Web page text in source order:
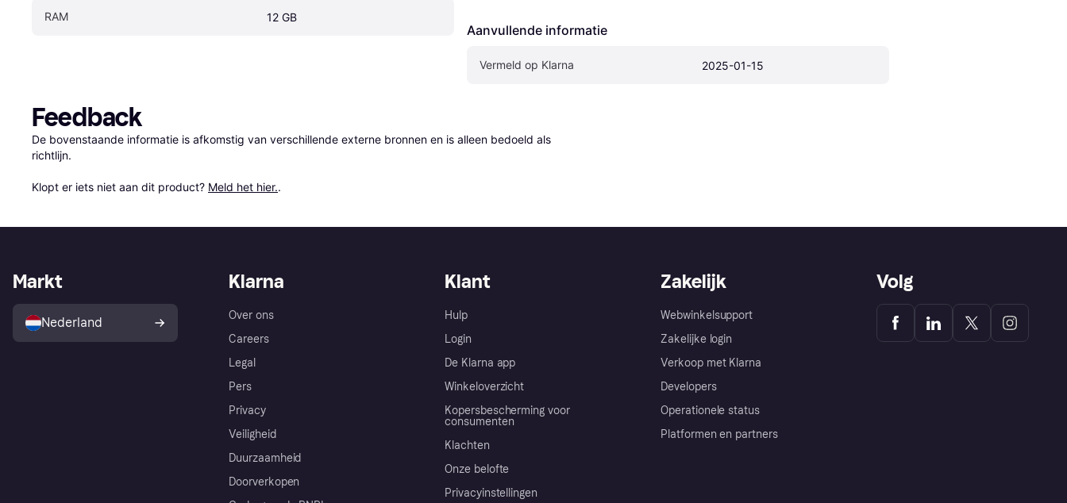
RAM 12 GB
Aanvullende informatie
Vermeld op Klarna 2025-01-15
Feedback
De bovenstaande informatie is afkomstig van verschillende externe bronnen en is alleen bedoeld als
richtlijn.
Klopt er iets niet aan dit product? Meld het hier..
Klarna
Over ons
Careers
Legal
Pers
Privacy
Veiligheid
Duurzaamheid
Doorverkopen
Klant
Hulp
Login
De Klarna app
Winkeloverzicht
Kopersbescherming voor
consumenten
Klachten
Onze belofte
Privacyinstellingen
Zakelijk
Webwinkelsupport
Zakelijke login
Verkoop met Klarna
Developers
Operationele status
Platformen en partners
Markt
Nederland
Volg